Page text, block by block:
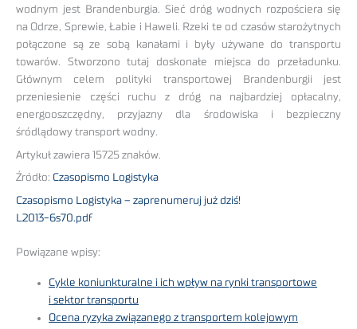
wodnym jest Brandenburgia. Sieć dróg wodnych rozpościera się
na Odrze, Sprewie, Łabie i Haweli. Rzeki te od czasów starożytnych
połączone są ze sobą kanałami i były używane do transportu
towarów. Stworzono tutaj doskonałe miejsca do przeładunku.
Głównym celem polityki transportowej Brandenburgii jest
przeniesienie części ruchu z dróg na najbardziej opłacalny,
energooszczędny, przyjazny dla środowiska i bezpieczny
śródlądowy transport wodny.
Artykuł zawiera 15725 znaków.
Źródło: Czasopismo Logistyka
Czasopismo Logistyka – zaprenumeruj już dziś!
L2013-6s70.pdf
Powiązane wpisy:
Cykle koniunkturalne i ich wpływ na rynki transportowe
i sektor transportu
Ocena ryzyka związanego z transportem kolejowym